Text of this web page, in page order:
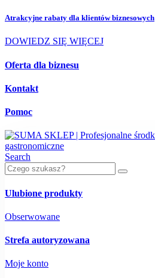
Atrakcyjne rabaty dla klientów biznesowych
DOWIEDZ SIĘ WIĘCEJ
Oferta dla biznesu
Kontakt
Pomoc
Search
Ulubione produkty
Obserwowane
Strefa autoryzowana
Moje konto